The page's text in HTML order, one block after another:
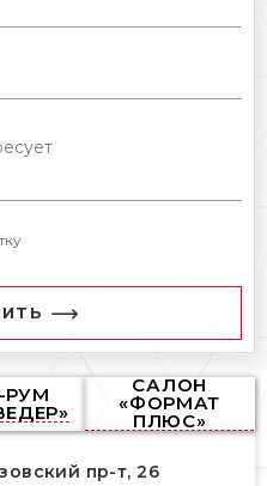
САЛОН
«ФОРМАТ
ПЛЮС»
пр-т, 26